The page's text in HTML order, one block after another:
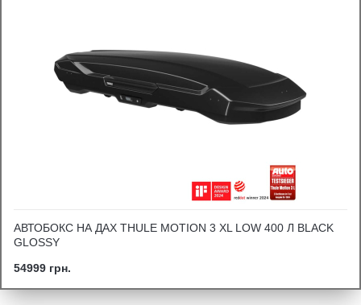
АВТОБОКС НА ДАХ THULE MOTION 3 XL LOW 400 Л BLACK
GLOSSY
54999 грн.